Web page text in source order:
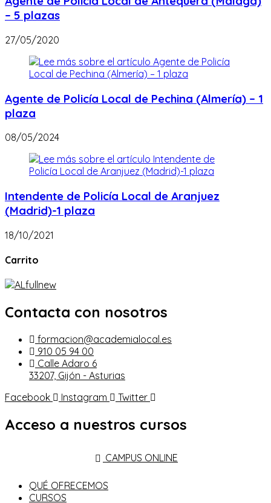
– 5 plazas
27/05/2020
Agente de Policía Local de Pechina (Almería) – 1
plaza
08/05/2024
Intendente de Policía Local de Aranjuez
(Madrid)-1 plaza
18/10/2021
Carrito
Contacta con nosotros
formacion@academialocal.es
910 05 94 00
Calle Adaro 6
33207, Gijón - Asturias
Facebook
Instagram Twitter
Acceso a nuestros cursos
CAMPUS ONLINE
QUÉ OFRECEMOS
CURSOS